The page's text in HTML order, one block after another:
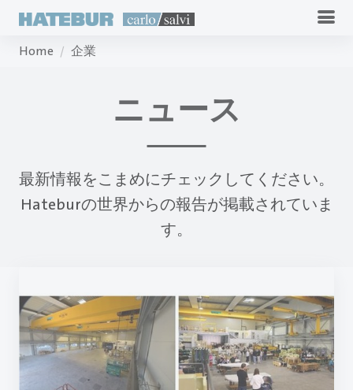
Home 企業
ニュース
最新情報をこまめにチェックしてください。
Hateburの世界からの報告が掲載されていま
す。